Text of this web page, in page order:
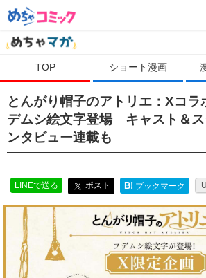
TOP ショート漫画
とんがり帽子のアトリエ：Xコ
デムシ絵文字登場 キャスト＆ス
ンタビュー連載も
LINEで送る ポスト B! ブックマーク